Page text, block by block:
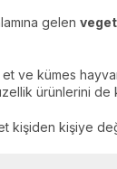
gelen
ve kümes
ürünlerini de
kişiden kişiye